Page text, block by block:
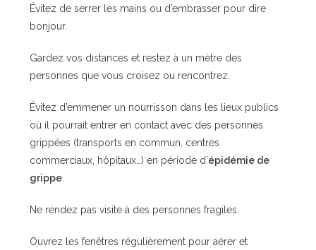
Évitez de serrer les mains ou d’embrasser pour dire
bonjour.
Gardez vos distances et restez à un mètre des
personnes que vous croisez ou rencontrez.
Évitez d’emmener un nourrisson dans les lieux publics
où il pourrait entrer en contact avec des personnes
grippées (transports en commun, centres
commerciaux, hôpitaux…) en période d’épidémie de
grippe.
Ne rendez pas visite à des personnes fragiles.
Ouvrez les fenêtres régulièrement pour aérer et